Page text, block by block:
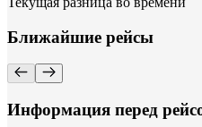
Ближайшие рейсы
Информация перед